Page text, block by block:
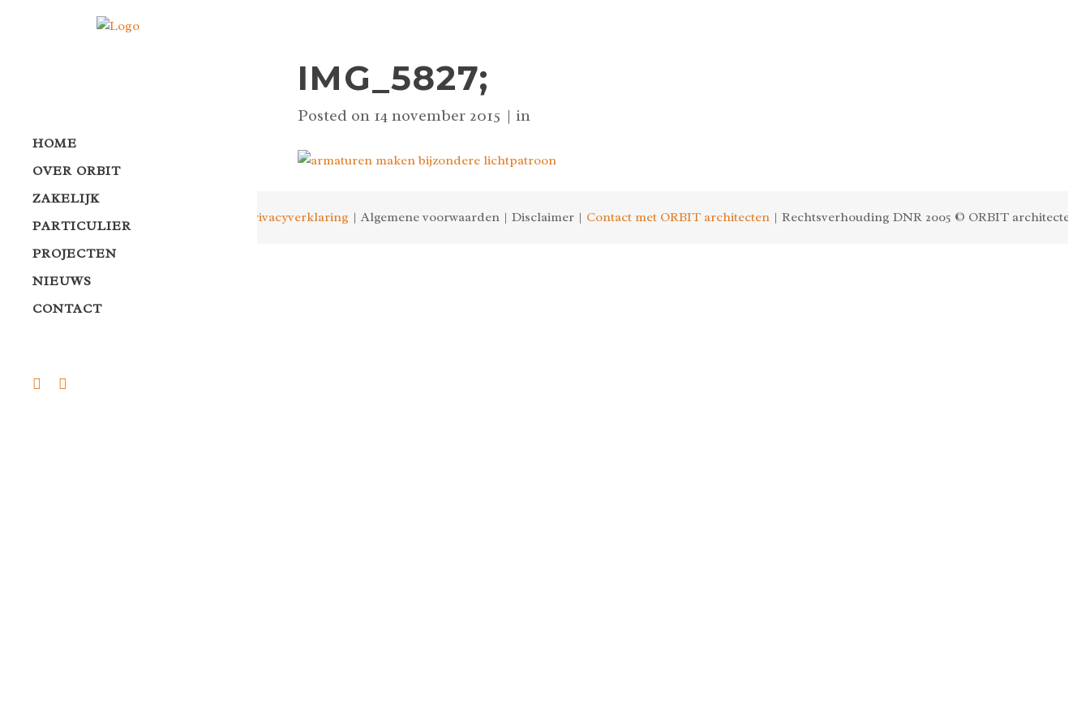
HOME
OVER ORBIT
ZAKELIJK
PARTICULIER
PROJECTEN
NIEUWS
CONTACT
IMG_5827;
Posted on14 november 2015 in
Privacyverklaring | Algemene voorwaarden | Disclaimer | Contact met ORBIT architecten| Rechtsverhouding DNR 2005 © ORBIT architecten.